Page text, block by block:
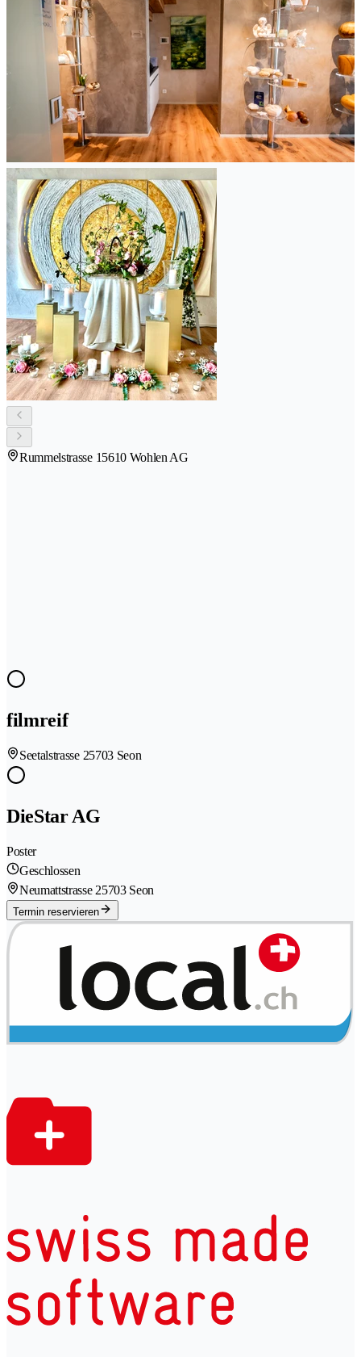
Rummelstrasse 15610 Wohlen AG
filmreif
Seetalstrasse 25703 Seon
DieStar AG
Poster
Geschlossen
Neumattstrasse 25703 Seon
Termin reservieren